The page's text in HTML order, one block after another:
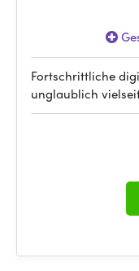
Fortschrittliche
unglaublich